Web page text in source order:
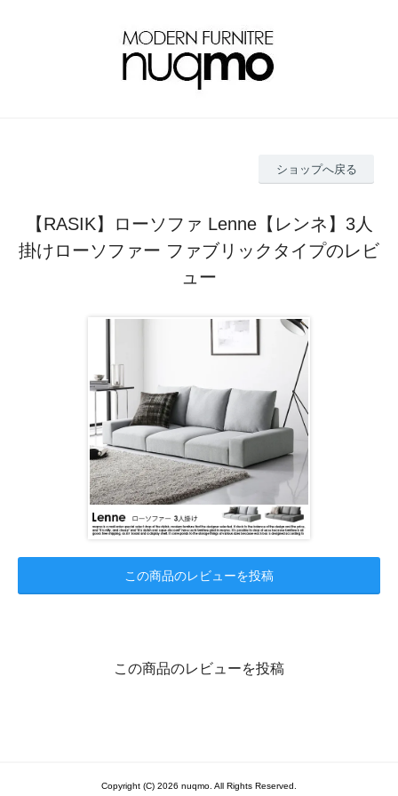
ショップへ戻る
【RASIK】ローソファ Lenne【レンネ】3人
掛けローソファー ファブリックタイプのレビ
ュー
この商品のレビューを投稿
この商品のレビューを投稿
Copyright (C) 2026 nuqmo. All Rights Reserved.